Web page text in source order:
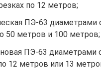
по 12 метров;
ПЭ-63
50 метров и 100 метров;
ПЭ-63
12 метров или 13